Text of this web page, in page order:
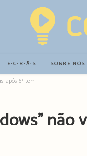
E∙C∙R∙Ã∙S SOBRE NÓS
6ª temporada
não